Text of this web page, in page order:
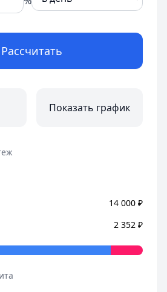
Рассчитать
Показать график
14 000 ₽
2 352 ₽